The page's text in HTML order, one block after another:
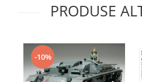
Diluanti, lacuri si auxiliare
Pigmenti Super Metalici
Fluorescent Paints
Chrome Paints
PRODUSE
-10%